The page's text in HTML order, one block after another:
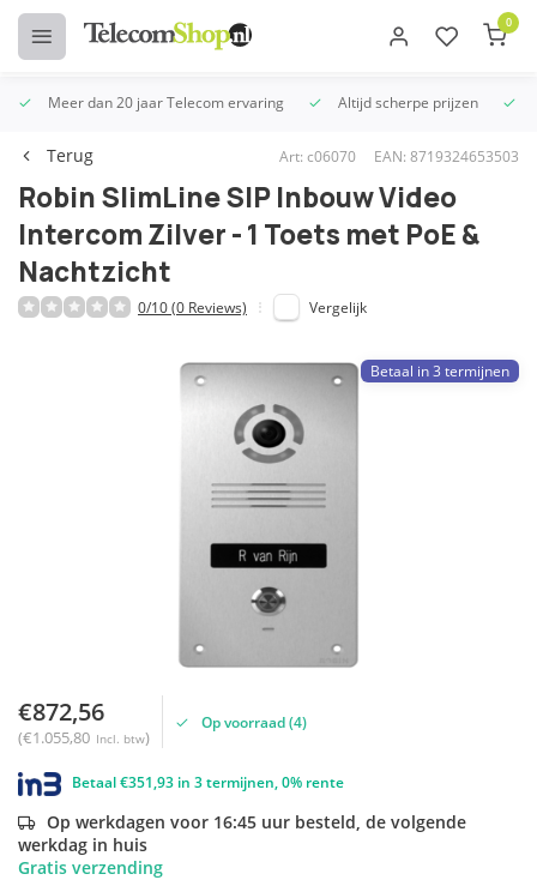
0
Meer dan 20 jaar Telecom ervaring Altijd scherpe prijzen
Terug Art: c06070 EAN: 8719324653503
Robin SlimLine SIP Inbouw Video
Intercom Zilver - 1 Toets met PoE &
Nachtzicht
0/10 (0 Reviews) Vergelijk
Betaal in 3 termijnen
€872,56
(€1.055,80 Incl. btw)
Op voorraad (4)
Betaal €351,93 in 3 termijnen, 0% rente
Op werkdagen voor 16:45 uur besteld, de volgende
werkdag in huis
Gratis verzending